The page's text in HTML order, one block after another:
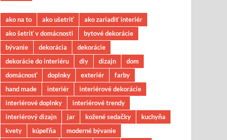
ako na to ako ušetriť
ako zariadiť interiér
ako šetriť v domácnosti
bytové dekorácie
bývanie
dekorácia
dekorácie
dekorácie do interiéru
diy dizajn
dom
domácnosť
doplnky exteriér
farby
hand made
interiér
interiérové dekorácie
interiérové doplnky
interiérové trendy
interiérový dizajn
jar kožené sedačky
kuchyňa
kvety
kúpeľňa
moderné bývanie